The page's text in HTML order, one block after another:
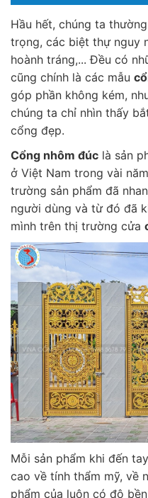
Hầu hết, chúng ta
trọng, các biệt thự nguy
hoành tráng,... Đều có
cũng chính là các mẫu
góp phần không kém,
chúng ta chỉ nhìn thấy
cổng đẹp.
Cổng nhôm đúc là sản
ở Việt Nam trong vài
trường sản phẩm đã
người dùng và từ đó đã
mình trên thị trường cửa
Mỗi sản phẩm khi đến
cao về tính thẩm mỹ, về
phẩm của luôn có độ